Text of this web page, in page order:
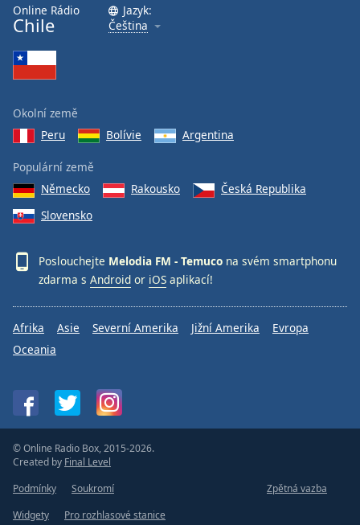
Text
Color
Opacity
Text
Background
Color
Opacity
Caption
Area
Color
Opacity
Font
Text
Edge
Online Rádio
Chile
Jazyk:
Čeština
Okolní země
Peru
Bolívie Argentina
Populární země
Německo
Rakousko
Česká Republika
Slovensko
Poslouchejte Melodia FM - Temuco na svém smartphonu
zdarma s Android or iOS aplikací!
Afrika Asie Severní Amerika Jižní Amerika
Evropa
Oceania
© Online Radio Box, 2015-2026.
Created by Final Level
Podmínky
Soukromí
Zpětná vazba
Widgety
Pro rozhlasové stanice